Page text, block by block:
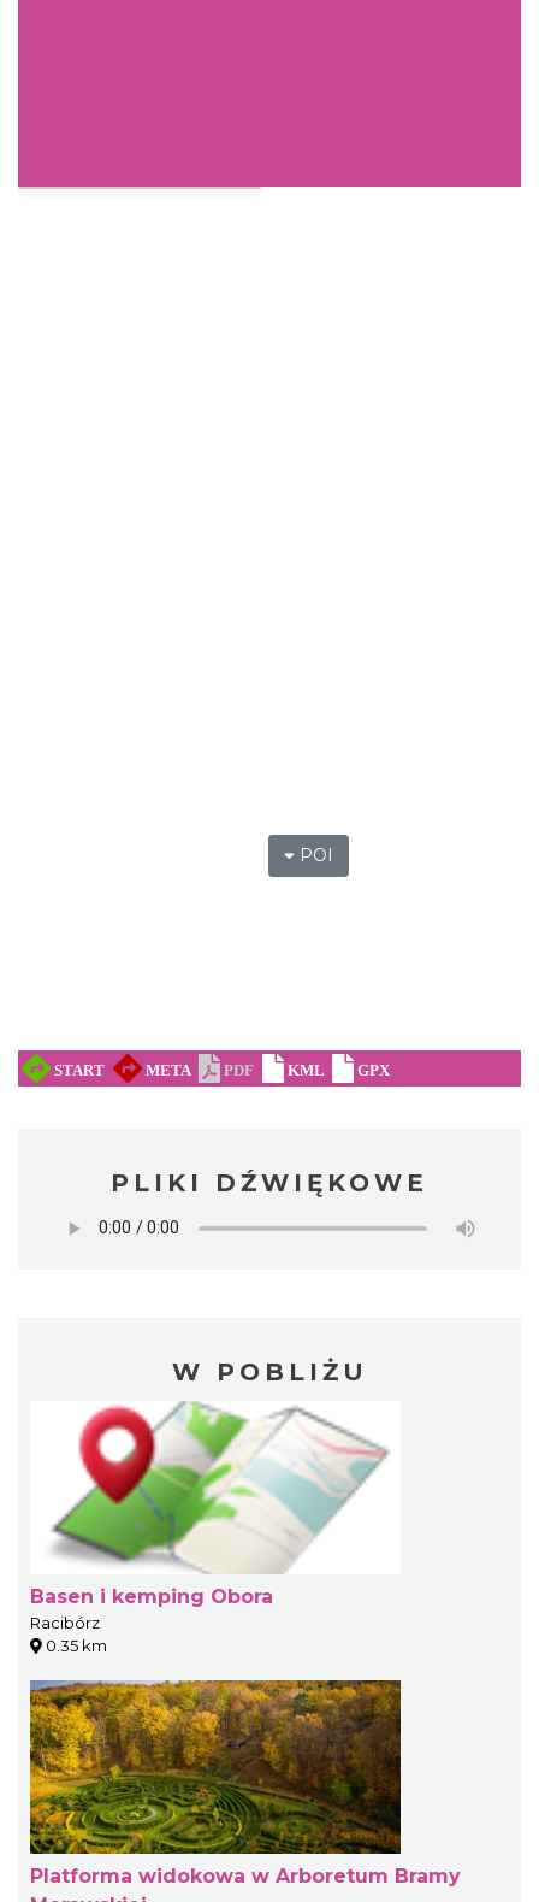
POI
PLIKI DŹWIĘKOWE
W POBLIŻU
Basen i kemping Obora
Racibórz
0.35 km
Platforma widokowa w Arboretum Bramy